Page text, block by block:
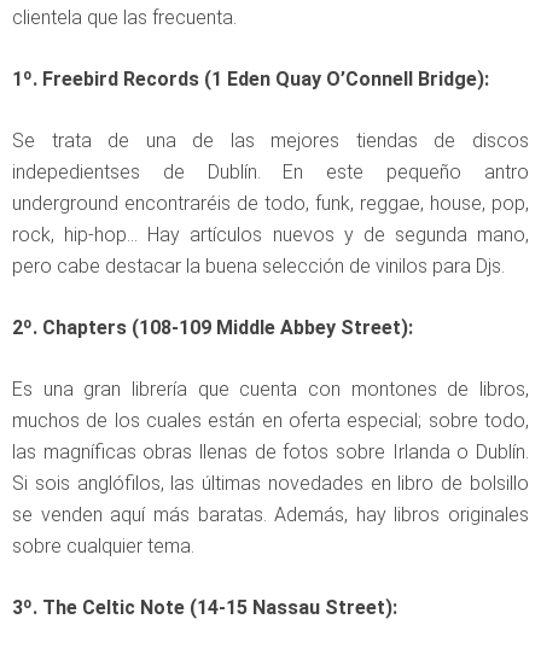
clientela que las frecuenta.
1º. Freebird Records (1 Eden Quay O’Connell Bridge):
Se trata de una de las mejores tiendas de discos
indepedientses de Dublín. En este pequeño antro
underground encontraréis de todo, funk, reggae, house, pop,
rock, hip-hop… Hay artículos nuevos y de segunda mano,
pero cabe destacar la buena selección de vinilos para Djs.
2º. Chapters (108-109 Middle Abbey Street):
Es una gran librería que cuenta con montones de libros,
muchos de los cuales están en oferta especial; sobre todo,
las magníficas obras llenas de fotos sobre Irlanda o Dublín.
Si sois anglófilos, las últimas novedades en libro de bolsillo
se venden aquí más baratas. Además, hay libros originales
sobre cualquier tema.
3º. The Celtic Note (14-15 Nassau Street):